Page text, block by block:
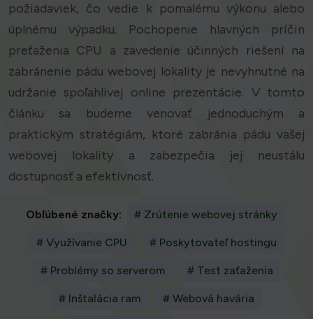
požiadaviek, čo vedie k pomalému výkonu alebo
úplnému výpadku. Pochopenie hlavných príčin
preťaženia CPU a zavedenie účinných riešení na
zabránenie pádu webovej lokality je nevyhnutné na
udržanie spoľahlivej online prezentácie. V tomto
článku sa budeme venovať jednoduchým a
praktickým stratégiám, ktoré zabránia pádu vašej
webovej lokality a zabezpečia jej neustálu
dostupnosť a efektívnosť.
Obľúbené značky: # Zrútenie webovej stránky
# Využívanie CPU # Poskytovateľ hostingu
# Problémy so serverom # Test zaťaženia
# Inštalácia ram # Webová havária